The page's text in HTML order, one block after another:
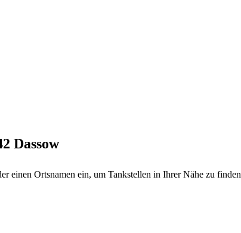
Dassow
einen Ortsnamen ein, um Tankstellen in Ihrer Nähe zu finden